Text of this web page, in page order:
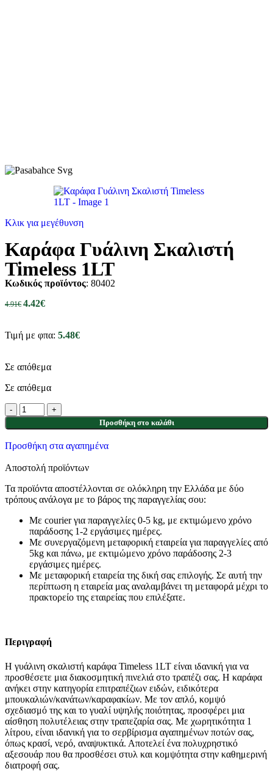
Κλικ για μεγέθυνση
Καράφα Γυάλινη Σκαλιστή
Timeless 1LT
Κωδικός προϊόντος: 80402
4.91€ 4.42€
Τιμή με φπα: 5.48€
Σε απόθεμα
Σε απόθεμα
Προσθήκη στο καλάθι
Προσθήκη στα αγαπημένα
Αποστολή προϊόντων
Τα προϊόντα αποστέλλονται σε ολόκληρη την Ελλάδα με δύο
τρόπους ανάλογα με το βάρος της παραγγελίας σου:
Με courier για παραγγελίες 0-5 kg, με εκτιμώμενο χρόνο
παράδοσης 1-2 εργάσιμες ημέρες.
Με συνεργαζόμενη μεταφορική εταιρεία για παραγγελίες από
5kg και πάνω, με εκτιμώμενο χρόνο παράδοσης 2-3
εργάσιμες ημέρες.
Με μεταφορική εταιρεία της δική σας επιλογής. Σε αυτή την
περίπτωση η εταιρεία μας αναλαμβάνει τη μεταφορά μέχρι το
πρακτορείο της εταιρείας που επιλέξατε.
Περιγραφή
Η γυάλινη σκαλιστή καράφα Timeless 1LT είναι ιδανική για να
προσθέσετε μια διακοσμητική πινελιά στο τραπέζι σας. Η καράφα
ανήκει στην κατηγορία επιτραπέζιων ειδών, ειδικότερα
μπουκαλιών/κανάτων/καραφακίων. Με τον απλό, κομψό
σχεδιασμό της και το γυαλί υψηλής ποιότητας, προσφέρει μια
αίσθηση πολυτέλειας στην τραπεζαρία σας. Με χωρητικότητα 1
λίτρου, είναι ιδανική για το σερβίρισμα αγαπημένων ποτών σας,
όπως κρασί, νερό, αναψυκτικά. Αποτελεί ένα πολυχρηστικό
αξεσουάρ που θα προσθέσει στυλ και κομψότητα στην καθημερινή
διατροφή σας.